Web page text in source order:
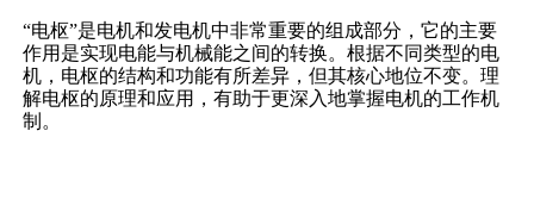
“电枢”是电机和发电机中非常重要的组成部分，它的主要
作用是实现电能与机械能之间的转换。根据不同类型的电
机，电枢的结构和功能有所差异，但其核心地位不变。理
解电枢的原理和应用，有助于更深入地掌握电机的工作机
制。